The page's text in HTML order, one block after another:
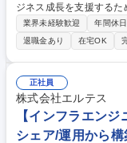
ジネス成長を支援する
の課題やニーズをヒア
案からPoC、設計、導入、
技術＞ ■SASE(Zscaler
e等) ■SIEM(Splunk等)
導入における要件定義
運用設計・ドキュメン
募集職種 【セキュリテ
ックス制度あり
業界未経験歓迎 年間休
退職金あり
在宅OK
正社員
株式会社エルテス
【インフラエン
シェア/運用から